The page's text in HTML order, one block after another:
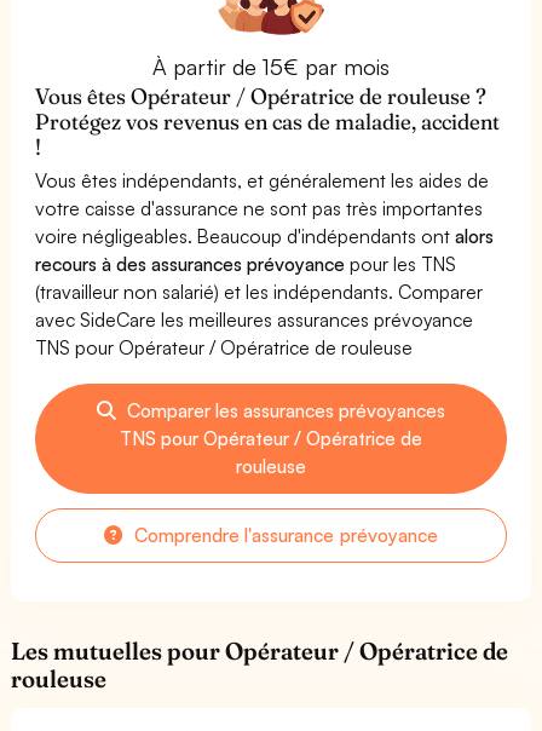
À partir de 15€ par mois
Vous êtes Opérateur / Opératrice de rouleuse ?
Protégez vos revenus en cas de maladie, accident
!
Vous êtes indépendants, et généralement les aides de
votre caisse d'assurance ne sont pas très importantes
voire négligeables. Beaucoup d'indépendants ontalors
recours à des assurances prévoyance pour les TNS
(travailleur non salarié) et les indépendants. Comparer
avec SideCare les meilleures assurances prévoyance
TNS pour Opérateur / Opératrice de rouleuse
Comparer les assurances prévoyances
TNS pour Opérateur / Opératrice de
rouleuse
Comprendre l'assurance prévoyance
Les mutuelles pour Opérateur / Opératrice de
rouleuse